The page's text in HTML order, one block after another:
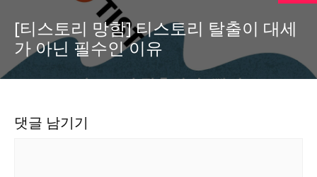
[티스토리 망함] 티스토리 탈출이 대세
가 아닌 필수인 이유
댓글 남기기